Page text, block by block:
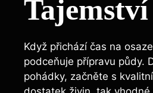
Tajemství
Když přichází ‌čas na
podceňuje přípravu ⁤půdy.
pohádky, začněte s